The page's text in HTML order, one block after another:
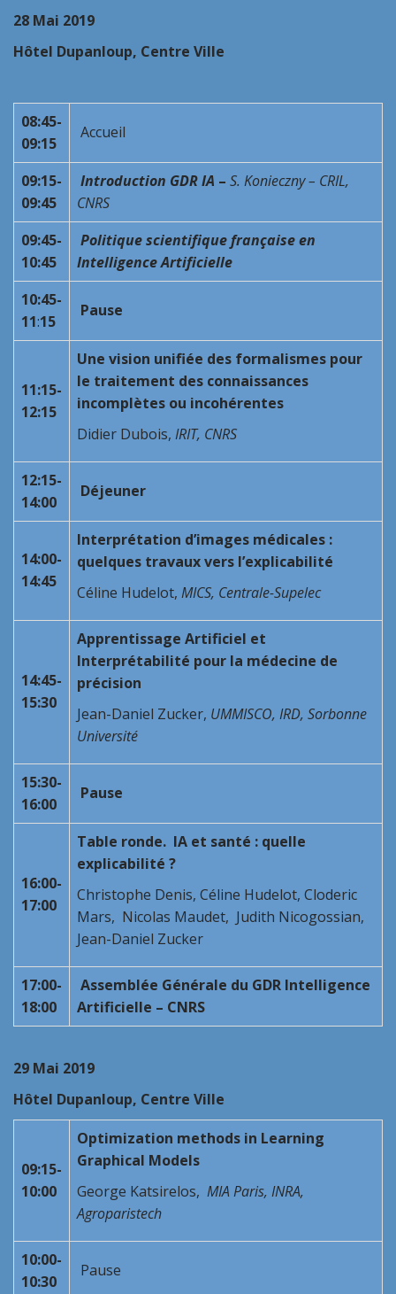
28 Mai 2019
Hôtel Dupanloup, Centre Ville
08:45-
09:15
Accueil
09:15-
09:45
Introduction GDR IA – S. Konieczny – CRIL,
CNRS
09:45-
10:45
Politique scientifique française en
Intelligence Artificielle
10:45-
11:15
Pause
11:15-
12:15
Une vision unifiée des formalismes pour
le traitement des connaissances
incomplètes ou incohérentes
Didier Dubois, IRIT, CNRS
12:15-
14:00
Déjeuner
14:00-
14:45
Interprétation d’images médicales :
quelques travaux vers l’explicabilité
Céline Hudelot, MICS, Centrale-Supelec
14:45-
15:30
Apprentissage Artificiel et
Interprétabilité pour la médecine de
précision
Jean-Daniel Zucker, UMMISCO, IRD, Sorbonne
Université
15:30-
16:00
Pause
16:00-
17:00
Table ronde. IA et santé : quelle
explicabilité ?
Christophe Denis, Céline Hudelot, Cloderic
Mars, Nicolas Maudet, Judith Nicogossian,
Jean-Daniel Zucker
17:00-
18:00
Assemblée Générale du GDR Intelligence
Artificielle – CNRS
29 Mai 2019
Hôtel Dupanloup, Centre Ville
09:15-
10:00
Optimization methods in Learning
Graphical Models
George Katsirelos, MIA Paris, INRA,
Agroparistech
10:00-
10:30
Pause